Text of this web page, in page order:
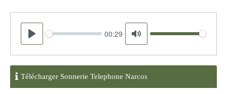
Play
Seek 00:29
Mute
Volume
Télécharger Sonnerie Telephone Narcos